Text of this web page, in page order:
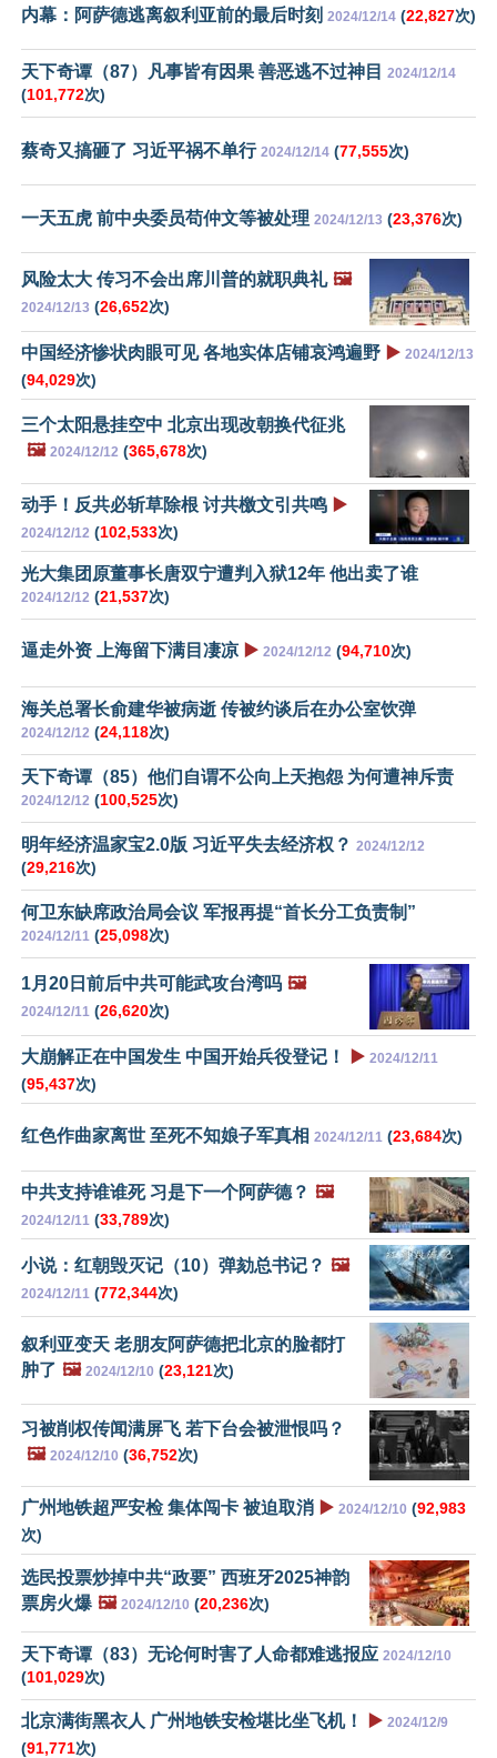
内幕：阿萨德逃离叙利亚前的最后时刻 2024/12/14 (22,827次)
天下奇谭（87）凡事皆有因果 善恶逃不过神目 2024/12/14
(101,772次)
蔡奇又搞砸了 习近平祸不单行 2024/12/14 (77,555次)
一天五虎 前中央委员苟仲文等被处理 2024/12/13 (23,376次)
风险太大 传习不会出席川普的就职典礼 🖼️
2024/12/13 (26,652次)
中国经济惨状肉眼可见 各地实体店铺哀鸿遍野 ▶️ 2024/12/13
(94,029次)
三个太阳悬挂空中 北京出现改朝换代征兆
🖼️ 2024/12/12 (365,678次)
动手！反共必斩草除根 讨共檄文引共鸣 ▶️
2024/12/12 (102,533次)
光大集团原董事长唐双宁遭判入狱12年 他出卖了谁
2024/12/12 (21,537次)
逼走外资 上海留下满目凄凉 ▶️ 2024/12/12 (94,710次)
海关总署长俞建华被病逝 传被约谈后在办公室饮弹
2024/12/12 (24,118次)
天下奇谭（85）他们自谓不公向上天抱怨 为何遭神斥责
2024/12/12 (100,525次)
明年经济温家宝2.0版 习近平失去经济权？ 2024/12/12
(29,216次)
何卫东缺席政治局会议 军报再提“首长分工负责制”
2024/12/11 (25,098次)
1月20日前后中共可能武攻台湾吗 🖼️
2024/12/11 (26,620次)
大崩解正在中国发生 中国开始兵役登记！ ▶️ 2024/12/11
(95,437次)
红色作曲家离世 至死不知娘子军真相 2024/12/11 (23,684次)
中共支持谁谁死 习是下一个阿萨德？ 🖼️
2024/12/11 (33,789次)
小说：红朝毁灭记（10）弹劾总书记？ 🖼️
2024/12/11 (772,344次)
叙利亚变天 老朋友阿萨德把北京的脸都打
肿了 🖼️ 2024/12/10 (23,121次)
习被削权传闻满屏飞 若下台会被泄恨吗？
🖼️ 2024/12/10 (36,752次)
广州地铁超严安检 集体闯卡 被迫取消 ▶️ 2024/12/10 (92,983
次)
选民投票炒掉中共“政要” 西班牙2025神韵
票房火爆 🖼️ 2024/12/10 (20,236次)
天下奇谭（83）无论何时害了人命都难逃报应 2024/12/10
(101,029次)
北京满街黑衣人 广州地铁安检堪比坐飞机！ ▶️ 2024/12/9
(91,771次)